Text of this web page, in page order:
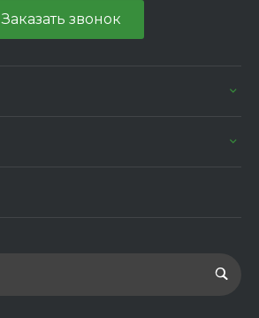
Заказать звонок